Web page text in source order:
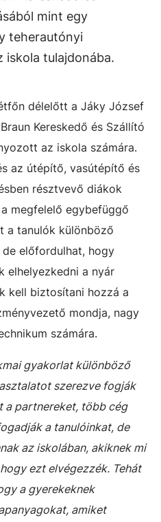
mint egy
teherautónyi
iskola tulajdonába.
délelőtt a Jáky József
Kereskedő és Szállító
az iskola számára.
az útépítő, vasútépítő és
résztvevő diákok
megfelelő egybefüggő
a tanulók különböző
előfordulhat, hogy
elhelyezkedni a nyár
kell biztosítani hozzá a
mondja, nagy
számára.
gyakorlat különböző
szerezve fogják
a partnereket, több cég
a tanulóinkat, de
az iskolában, akiknek mi
ezt elvégezzék. Tehát
a gyerekeknek
amiket